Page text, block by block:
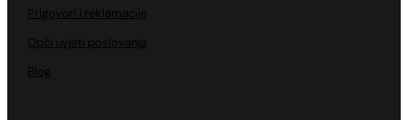
Prigovori i reklamacije
Opći uvjeti poslovanja
Blog